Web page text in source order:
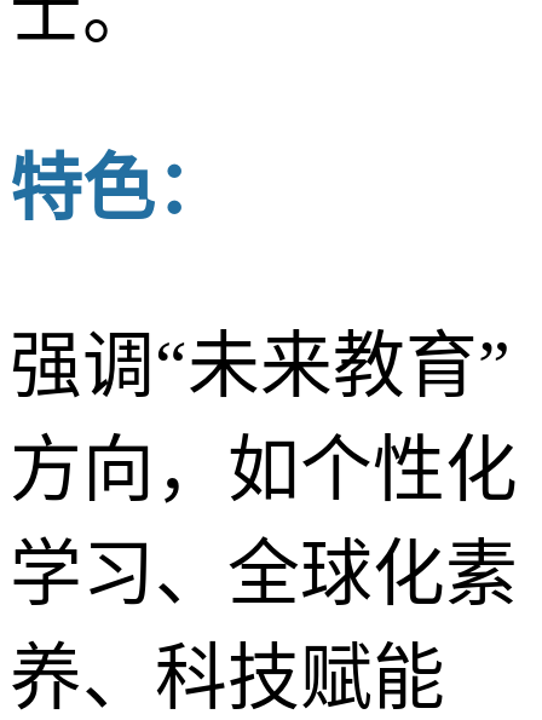
特色：
强调“未来教育”
方向，如个性化
学习、全球化素
养、科技赋能